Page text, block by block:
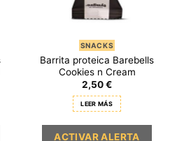
SNACKS
Barrita proteica Barebells
Cookies n Cream
2,50€
LEER MÁS